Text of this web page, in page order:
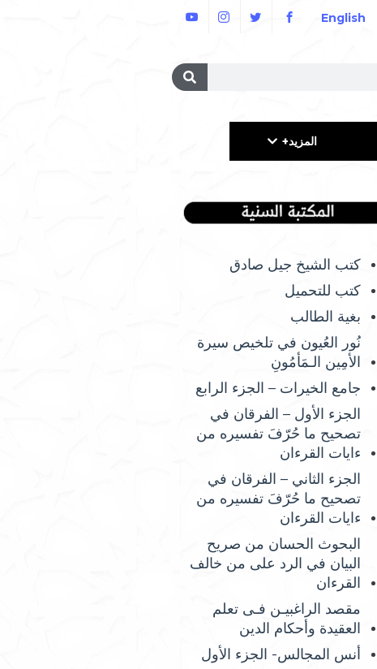
English
المزيد+
كتب الشيخ جيل صادق
كتب للتحميل
بغية الطالب
نُور العُيون في تلخيص سيرة
الأمِين الـمَأمُونِ
جامع الخيرات – الجزء الرابع
الجزء الأول – الفرقان في
تصحيح ما حُرّفَ تفسيره من
ءايات القرءان
الجزء الثاني – الفرقان في
تصحيح ما حُرّفَ تفسيره من
ءايات القرءان
البحوث الحسان من صريح
البيان في الرد على من خالف
القرءان
مقصد الراغبيـن فـى تعلم
العقيدة وأحكام الدين
أنس المجالس- الجزء الأول